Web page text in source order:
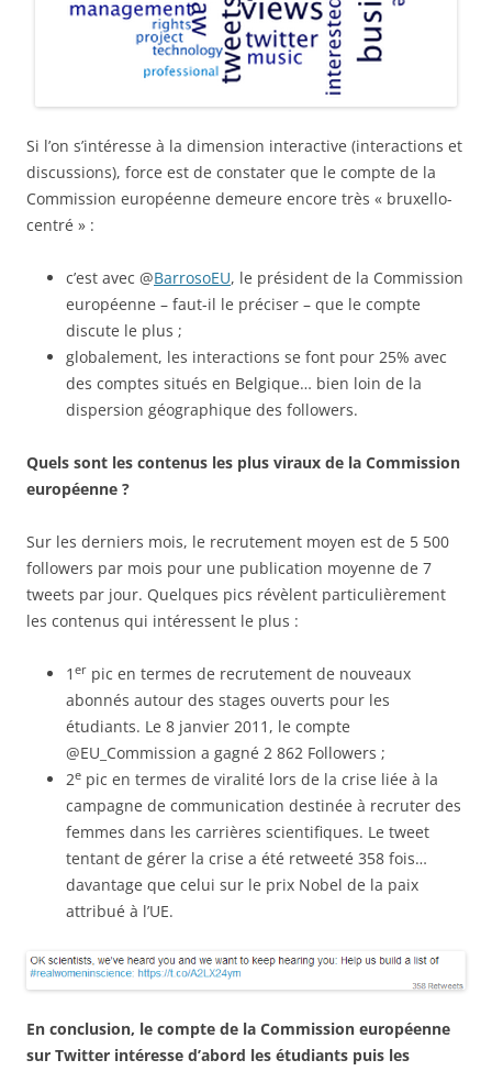
Si l’on s’intéresse à la dimension interactive (interactions et
discussions), force est de constater que le compte de la
Commission européenne demeure encore très « bruxello-
centré » :
c’est avec @BarrosoEU, le président de la Commission
européenne – faut-il le préciser – que le compte
discute le plus ;
globalement, les interactions se font pour 25% avec
des comptes situés en Belgique… bien loin de la
dispersion géographique des followers.
Quels sont les contenus les plus viraux de la Commission
européenne ?
Sur les derniers mois, le recrutement moyen est de 5 500
followers par mois pour une publication moyenne de 7
tweets par jour. Quelques pics révèlent particulièrement
les contenus qui intéressent le plus :
1 er pic en termes de recrutement de nouveaux
abonnés autour des stages ouverts pour les
étudiants. Le 8 janvier 2011, le compte
@EU_Commission a gagné 2 862 Followers ;
2e pic en termes de viralité lors de la crise liée à la
campagne de communication destinée à recruter des
femmes dans les carrières scientifiques. Le tweet
tentant de gérer la crise a été retweeté 358 fois…
davantage que celui sur le prix Nobel de la paix
attribué à l’UE.
En conclusion, le compte de la Commission européenne
sur Twitter intéresse d’abord les étudiants puis les